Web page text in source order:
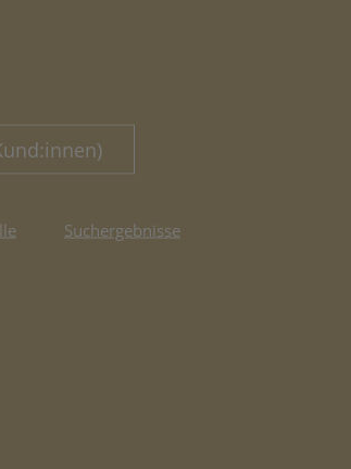
Suchergebnisse